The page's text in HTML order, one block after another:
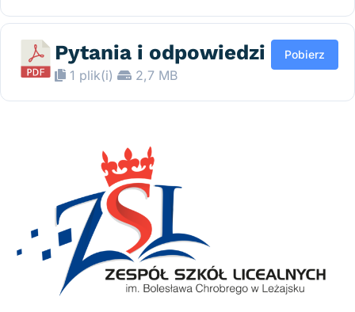
Pytania i odpowiedzi
1 plik(i) 2,7 MB
Pobierz